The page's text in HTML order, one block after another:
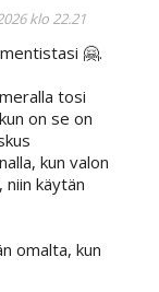
klo 22.21
🤗.
tosi
on se on
kun valon
niin käytän
omalta, kun